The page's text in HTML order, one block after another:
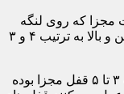
که روی لنگه
درب نصب می گردد به این صورت که قفل پایین و بالا به ترتیب ۴ و ۳
قفل مولتی پوینت:یا همان قفل مرکزی،ترکیب ۳ تا ۵ قفل مجزا بوده